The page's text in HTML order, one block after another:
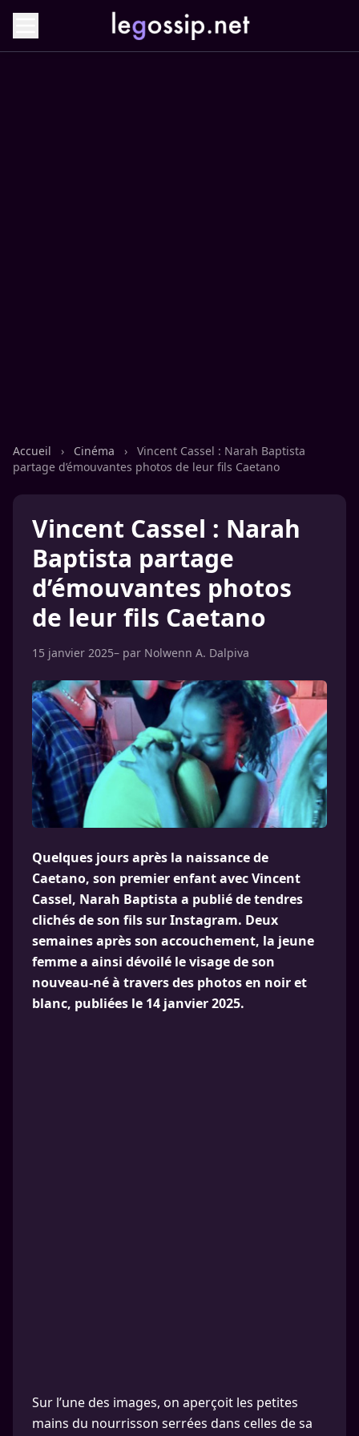
Accueil › Cinéma ›
Vincent Cassel : Narah Baptista
partage d’émouvantes photos de leur fils Caetano
Vincent Cassel : Narah
Baptista partage
d’émouvantes photos
de leur fils Caetano
15 janvier 2025– par Nolwenn A. Dalpiva
Quelques jours après la naissance de
Caetano, son premier enfant avec Vincent
Cassel, Narah Baptista a publié de tendres
clichés de son fils sur Instagram. Deux
semaines après son accouchement, la jeune
femme a ainsi dévoilé le visage de son
nouveau-né à travers des photos en noir et
blanc, publiées le 14 janvier 2025.
Sur l’une des images, on aperçoit les petites
mains du nourrisson serrées dans celles de sa